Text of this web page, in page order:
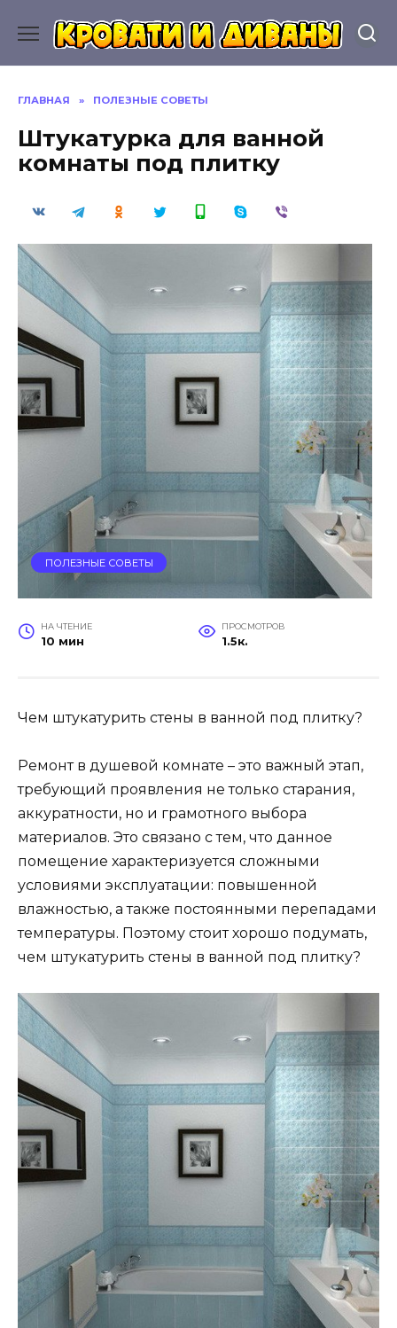
содержанию
ГЛАВНАЯ » ПОЛЕЗНЫЕ СОВЕТЫ
Штукатурка для ванной
комнаты под плитку
ПОЛЕЗНЫЕ СОВЕТЫ
НА ЧТЕНИЕ
10 мин
ПРОСМОТРОВ
1.5к.
Чем штукатурить стены в ванной под плитку?
Ремонт в душевой комнате – это важный этап,
требующий проявления не только старания,
аккуратности, но и грамотного выбора
материалов. Это связано с тем, что данное
помещение характеризуется сложными
условиями эксплуатации: повышенной
влажностью, а также постоянными перепадами
температуры. Поэтому стоит хорошо подумать,
чем штукатурить стены в ванной под плитку?